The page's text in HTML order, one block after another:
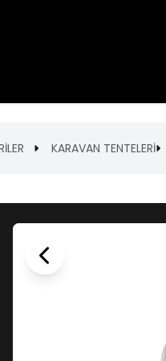
KARAVAN TENTELERİ